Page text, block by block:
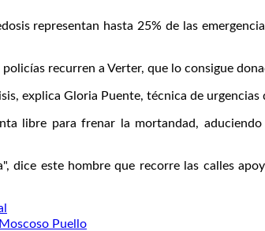
representan hasta 25% de las
recurren a Verter, que lo consigue
explica Gloria Puente, técnica de
libre para frenar la mortandad,
dice este hombre que recorre las calles
Puello